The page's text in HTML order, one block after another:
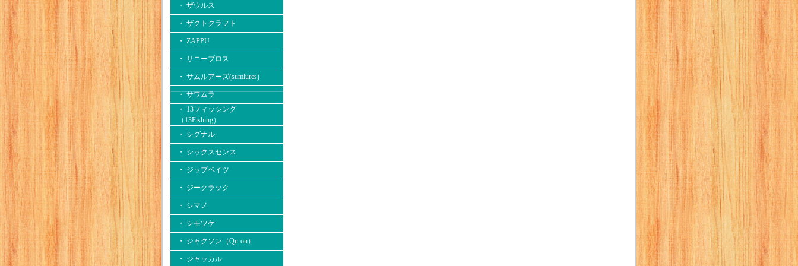
・ ザウルス
・ ザクトクラフト
・ ZAPPU
・ サニーブロス
・ サムルアーズ(sumlures)
・ サワムラ
・ 13フィッシング
（13Fishing）
・ シグナル
・ シックスセンス
・ ジップベイツ
・ ジークラック
・ シマノ
・ シモツケ
・ ジャクソン（Qu-on）
・ ジャッカル